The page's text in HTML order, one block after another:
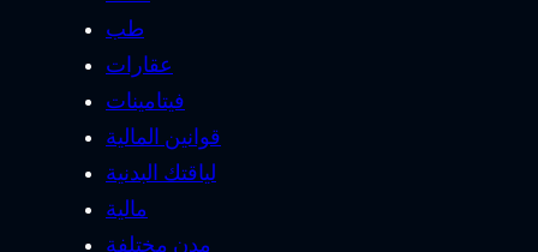
طب
عقارات
فيتامينات
قوانين المالية
لياقتك البدنية
مالية
مدن مختلفة